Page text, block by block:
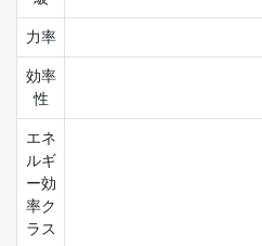
力率
効率
性
エネ
ルギ
ー効
率ク
ラス